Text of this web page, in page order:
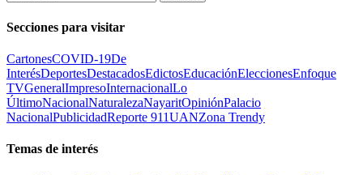
Secciones para visitar
CartonesCOVID-19De
InterésDeportesDestacadosEdictosEducaciónEleccionesEnfoque
TVGeneralImpresoInternacionalLo
ÚltimoNacionalNaturalezaNayaritOpiniónPalacio
NacionalPublicidadReporte 911UANZona Trendy
Temas de interés